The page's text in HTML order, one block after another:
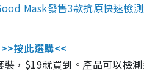
Mask發售3款抗原快速檢
>>按此選購<<
裝，$19就買到。產品可以